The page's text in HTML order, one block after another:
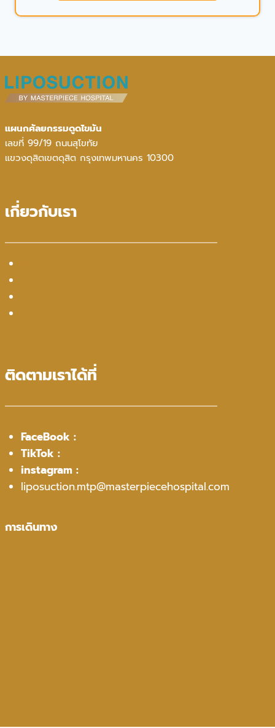
แผนกศัลยกรรมดูดไขมัน
เลขที่ 99/19 ถนนสุโขทัย
แขวงดุสิตเขตดุสิต กรุงเทพมหานคร 10300
เกี่ยวกับเรา
ติดตามเราได้ที่
FaceBook :
TikTok :
instagram :lipomasterpiece.official
liposuction.mtp@masterpiecehospital.com
การเดินทาง